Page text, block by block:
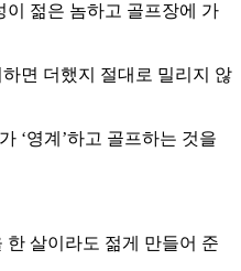
이 젊은 놈하고 골프장에 가
면 더했지 절대로 밀리지 않
‘영계’하고 골프하는 것을
살이라도 젊게 만들어 준